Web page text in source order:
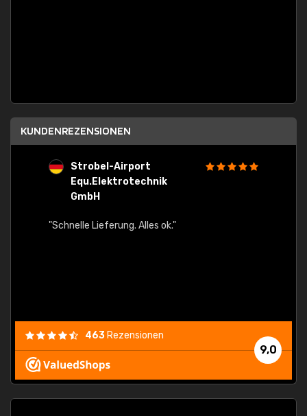
KUNDENREZENSIONEN
Strobel-Airport
Equ.Elektrotechnik
GmbH
"Schnelle Lieferung. Alles ok."
9,0
463 Rezensionen